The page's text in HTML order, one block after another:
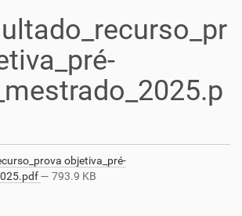
objetiva_pré-
— 793.9 KB